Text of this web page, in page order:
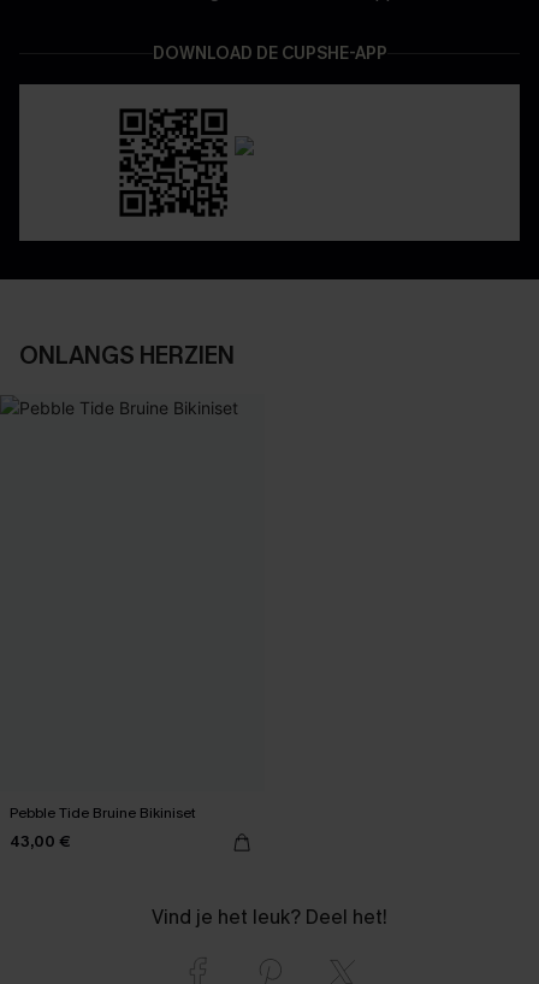
DOWNLOAD DE CUPSHE-APP
ONLANGS HERZIEN
Pebble Tide Bruine Bikiniset
43,00 €
Vind je het leuk? Deel het!